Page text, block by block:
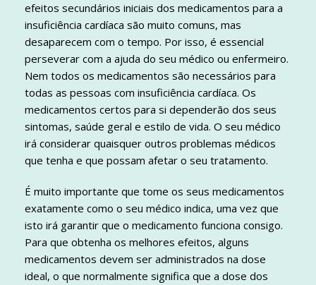
efeitos secundários iniciais dos medicamentos para a
insuficiência cardíaca são muito comuns, mas
desaparecem com o tempo. Por isso, é essencial
perseverar com a ajuda do seu médico ou enfermeiro.
Nem todos os medicamentos são necessários para
todas as pessoas com insuficiência cardíaca. Os
medicamentos certos para si dependerão dos seus
sintomas, saúde geral e estilo de vida. O seu médico
irá considerar quaisquer outros problemas médicos
que tenha e que possam afetar o seu tratamento.
É muito importante que tome os seus medicamentos
exatamente como o seu médico indica, uma vez que
isto irá garantir que o medicamento funciona consigo.
Para que obtenha os melhores efeitos, alguns
medicamentos devem ser administrados na dose
ideal, o que normalmente significa que a dose dos